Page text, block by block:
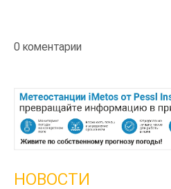
0 коментарии
НОВОСТИ